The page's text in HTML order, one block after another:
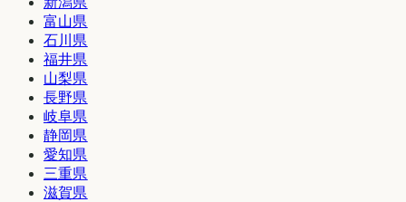
富山県
石川県
福井県
山梨県
長野県
岐阜県
静岡県
愛知県
三重県
滋賀県